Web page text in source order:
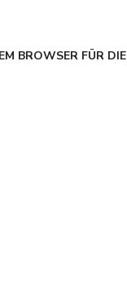
BROWSER FÜR DIE